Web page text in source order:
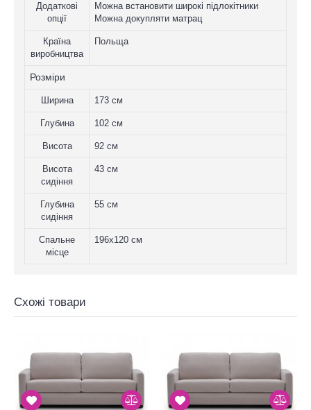
Додаткові
опції
Можна встановити широкі підлокітники
Можна докупляти матрац
Країна
виробництва
Польща
Розміри
Ширина 173 см
Глубина 102 см
Висота 92 см
Висота
сидіння
43 см
Глубина
сидіння
55 см
Спальне
місце
196x120 см
Схожі товари